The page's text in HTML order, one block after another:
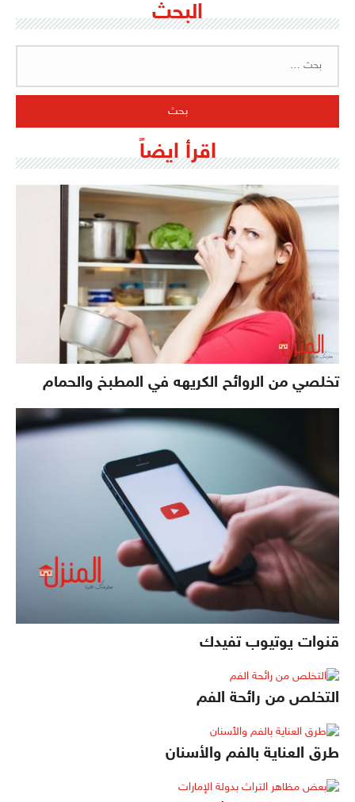
البحث
اقرأ ايضاً
تخلصي من الروائح الكريهه في المطبخ والحمام
قنوات يوتيوب تفيدك
التخلص من رائحة الفم
طرق العناية بالفم والأسنان